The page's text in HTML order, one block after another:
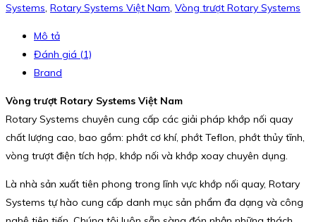
Systems Rotary Systems Việt Nam Vòng trượt Rotary Systems
Mô tả
Đánh giá (1)
Brand
Vòng trượt Rotary Systems Việt Nam
Rotary Systems chuyên cung cấp các giải pháp khớp nối quay
chất lượng cao, bao gồm: phớt cơ khí, phớt Teflon, phớt thủy tĩnh,
vòng trượt điện tích hợp, khớp nối và khớp xoay chuyên dụng.
Là nhà sản xuất tiên phong trong lĩnh vực khớp nối quay, Rotary
Systems tự hào cung cấp danh mục sản phẩm đa dạng và công